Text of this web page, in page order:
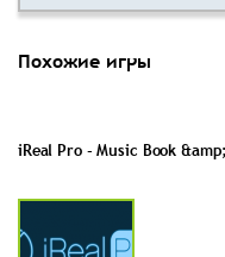
Похожие игры
iReal Pro - Music Book &amp;